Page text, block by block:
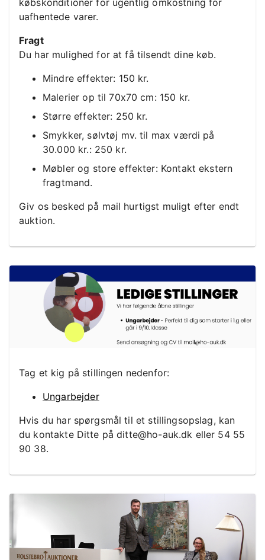
uafhentede varer.
Fragt
Du har mulighed for at få tilsendt dine køb.
Mindre effekter: 150 kr.
Malerier op til 70x70 cm: 150 kr.
Større effekter: 250 kr.
Smykker, sølvtøj mv. til max værdi på
30.000 kr.: 250 kr.
Møbler og store effekter: Kontakt ekstern
fragtmand.
Giv os besked på mail hurtigst muligt efter endt
auktion.
Tag et kig på stillingen nedenfor:
Ungarbejder
Hvis du har spørgsmål til et stillingsopslag, kan
du kontakte Ditte på ditte@ho-auk.dk eller 54 55
90 38.